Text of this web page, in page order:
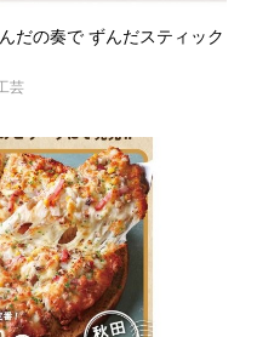
だの奏で ずんだスティック
芸